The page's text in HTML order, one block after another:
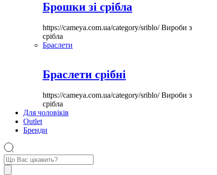
Брошки зі срібла
https://cameya.com.ua/category/sriblo/Вироби з
срібла
Браслети
Браслети срібні
https://cameya.com.ua/category/sriblo/Вироби з
срібла
Для чоловіків
Outlet
Бренди
Пошук
товарів